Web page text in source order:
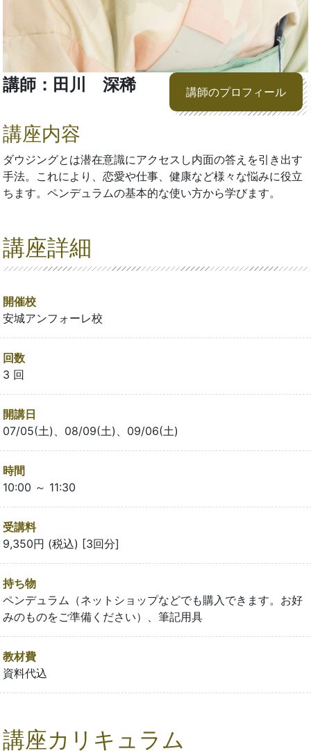
講師：田川 深稀 講師のプロフィール
講座内容
ダウジングとは潜在意識にアクセスし内面の答えを引き出す
手法。これにより、恋愛や仕事、健康など様々な悩みに役立
ちます。ペンデュラムの基本的な使い方から学びます。
講座詳細
開催校
安城アンフォーレ校
回数
3 回
開講日
07/05(土)、08/09(土)、09/06(土)
時間
10:00 ～ 11:30
受講料
9,350円 (税込) [3回分]
持ち物
ペンデュラム（ネットショップなどでも購入できます。お好
みのものをご準備ください）、筆記用具
教材費
資料代込
講座カリキュラム